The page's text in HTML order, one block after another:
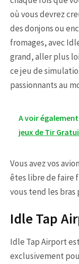
où vous devrez
des donjons ou
fromages, avec
grand, aller plus
ce jeu de
passionnants au
A voir également
jeux de Tir
Vous avez vos
êtes libre de faire
vous tend les
Idle Tap
Idle Tap Airport
exclusivement